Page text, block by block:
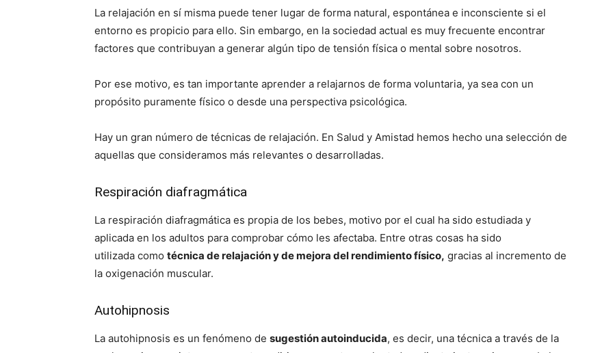
La relajación en sí misma puede tener lugar de forma natural, espontánea e inconsciente si el
entorno es propicio para ello. Sin embargo, en la sociedad actual es muy frecuente encontrar
factores que contribuyan a generar algún tipo de tensión física o mental sobre nosotros.
Por ese motivo, es tan importante aprender a relajarnos de forma voluntaria, ya sea con un
propósito puramente físico o desde una perspectiva psicológica.
Hay un gran número de técnicas de relajación. En Salud y Amistad hemos hecho una selección de
aquellas que consideramos más relevantes o desarrolladas.
Respiración diafragmática
La respiración diafragmática es propia de los bebes, motivo por el cual ha sido estudiada y
aplicada en los adultos para comprobar cómo les afectaba. Entre otras cosas ha sido
utilizada como técnica de relajación y de mejora del rendimiento físico, gracias al incremento de
la oxigenación muscular.
Autohipnosis
La autohipnosis es un fenómeno de sugestión autoinducida, es decir, una técnica a través de la